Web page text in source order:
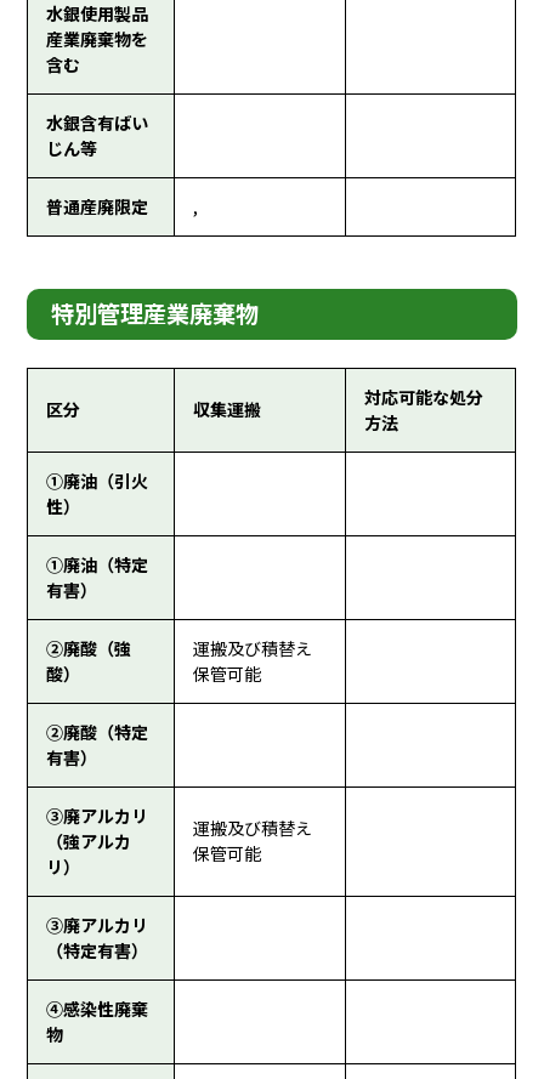
水銀使用製品
産業廃棄物を
含む
水銀含有ばい
じん等
普通産廃限定 ,
特別管理産業廃棄物
区分 収集運搬
対応可能な処分
方法
①廃油（引火
性）
①廃油（特定
有害）
②廃酸（強
酸）
運搬及び積替え
保管可能
②廃酸（特定
有害）
③廃アルカリ
（強アルカ
リ）
運搬及び積替え
保管可能
③廃アルカリ
（特定有害）
④感染性廃棄
物